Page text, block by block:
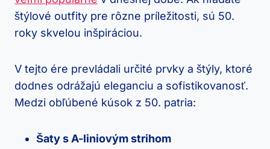
štýlové outfity pre rôzne príležitosti, sú 50.
roky skvelou inšpiráciou.
V tejto ére prevládali určité prvky a štýly, ktoré
dodnes odrážajú eleganciu a sofistikovanosť.
Medzi obľúbené kúsok z 50. patria:
Šaty s A-liniovým strihom